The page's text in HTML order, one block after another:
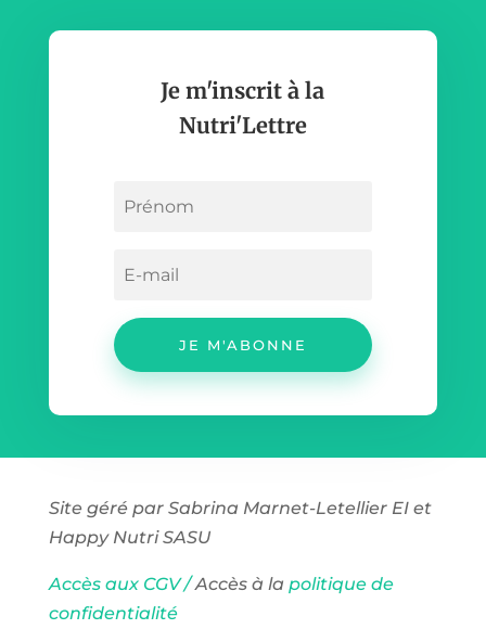
Je m'inscrit à la
Nutri'Lettre
JE M'ABONNE
Site géré par Sabrina Marnet-Letellier EI et
Happy Nutri SASU
Accès aux CGV / Accès à la politique de
confidentialité